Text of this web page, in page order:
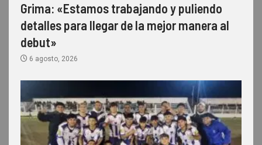
Grima: «Estamos trabajando y puliendo
detalles para llegar de la mejor manera al
debut»
6 agosto, 2026